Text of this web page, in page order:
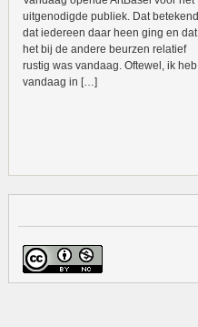
uitgenodigde publiek. Dat betekend
dat iedereen daar heen ging en dat
het bij de andere beurzen relatief
rustig was vandaag. Oftewel, ik heb
vandaag in […]